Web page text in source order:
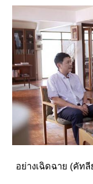
อย่างเฉิดฉาย (คัท